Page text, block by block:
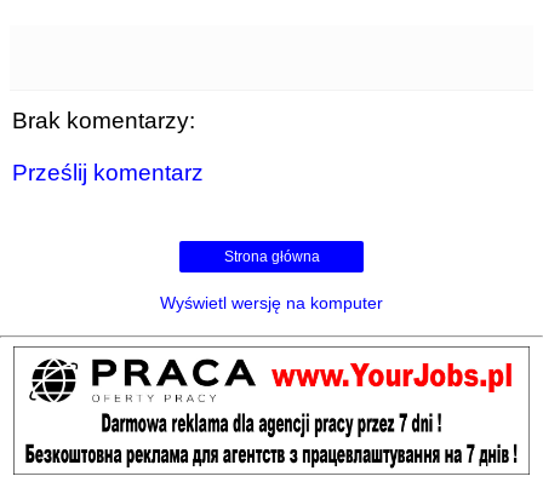
Brak komentarzy:
Prześlij komentarz
Strona główna
Wyświetl wersję na komputer